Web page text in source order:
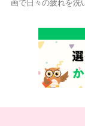
画で日々の疲れを洗